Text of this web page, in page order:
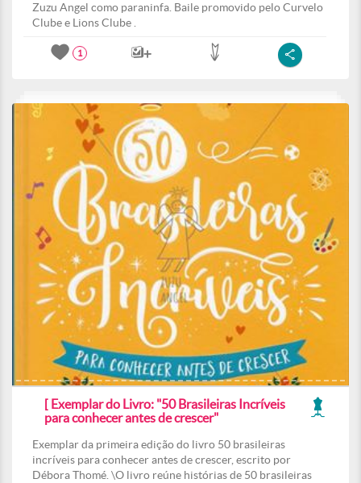
Zuzu Angel como paraninfa. Baile promovido pelo Curvelo
Clube e Lions Clube .
1
[ Exemplar do Livro: "50 Brasileiras Incríveis
para conhecer antes de crescer"
Exemplar da primeira edição do livro 50 brasileiras
incríveis para conhecer antes de crescer, escrito por
Débora Thomé. \O livro reúne histórias de 50 brasileiras